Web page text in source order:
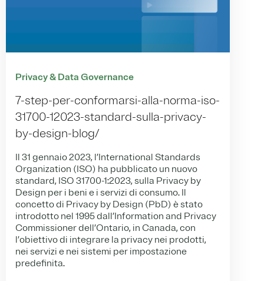
Privacy & Data Governance
7-step-per-conformarsi-alla-norma-iso-
31700-12023-standard-sulla-privacy-
by-design-blog/
Il 31 gennaio 2023, l’International Standards
Organization (ISO) ha pubblicato un nuovo
standard, ISO 31700-1:2023, sulla Privacy by
Design per i beni e i servizi di consumo. Il
concetto di Privacy by Design (PbD) è stato
introdotto nel 1995 dall’Information and Privacy
Commissioner dell’Ontario, in Canada, con
l’obiettivo di integrare la privacy nei prodotti,
nei servizi e nei sistemi per impostazione
predefinita.